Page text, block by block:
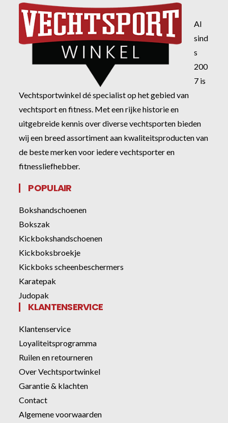
Al
sind
s
200
7 is
Vechtsportwinkel dé specialist op het gebied van
vechtsport en fitness. Met een rijke historie en
uitgebreide kennis over diverse vechtsporten bieden
wij een breed assortiment aan kwaliteitsproducten van
de beste merken voor iedere vechtsporter en
fitnessliefhebber.
POPULAIR
Bokshandschoenen
Bokszak
Kickbokshandschoenen
Kickboksbroekje
Kickboks scheenbeschermers
Karatepak
Judopak
KLANTENSERVICE
Klantenservice
Loyaliteitsprogramma
Ruilen en retourneren
Over Vechtsportwinkel
Garantie & klachten
Contact
Algemene voorwaarden